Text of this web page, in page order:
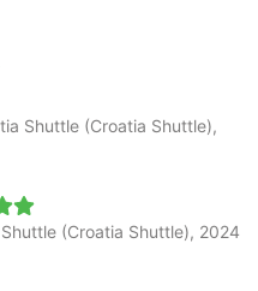
常有益。
以在旅客方便的时候出发，
还可以按照旅客想要的路线
路线。不过，请记住，最好
，最终的账单可能会远高于
公共交通工具无法到达的目
Shuttle (Croatia Shuttle),
(Croatia Shuttle), 2024